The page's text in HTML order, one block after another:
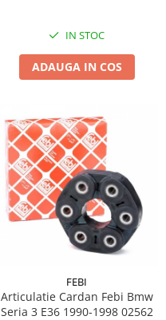
IN STOC
ADAUGA IN COS
FEBI
Articulatie Cardan Febi Bmw
Seria 3 E36 1990-1998 02562